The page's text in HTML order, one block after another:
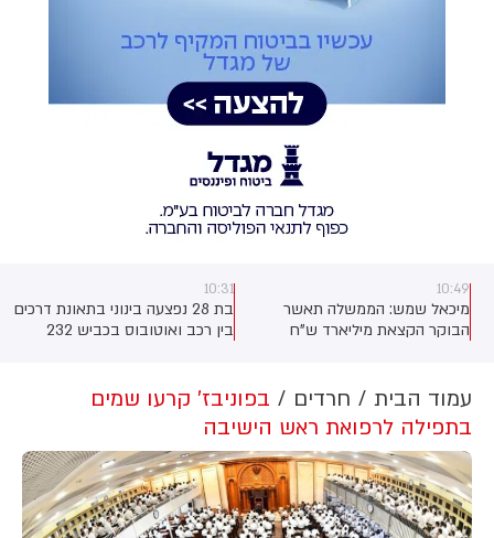
10:49
מיכאל שמש: הממשלה תאשר
הבוקר הקצאת מיליארד ש"ח
10:31
בת 28 נפצעה בינוני בתאונת דרכים
בין רכב ואוטובוס בכביש 232
עם חבלות בגפיים ובגב
עמוד הבית חרדים
בפוניבז' קרעו שמים
בתפילה לרפואת ראש הישיבה